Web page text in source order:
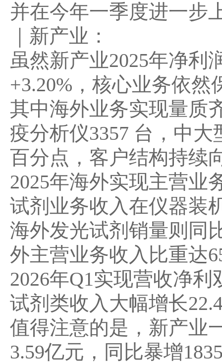
并在今年一季度进一步
新产业：
虽然新产业2025年净利
+3.20% ，核心业务依然
其中海外业务实现量质
疫分析仪3357 台，中大
百分点，客户结构持续
2025年海外实现主营业
试剂业务收入在仪器装
海外发光试剂销量则同
外主营业务收入比重达
2026年Q1实现营收净
试剂类收入大幅增长
值得注意的是，新产业
3.59亿元，同比暴增